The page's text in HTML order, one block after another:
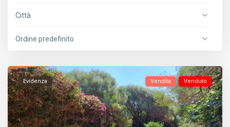
Città
Ordine predefinito
Evidenza Vendita Venduto